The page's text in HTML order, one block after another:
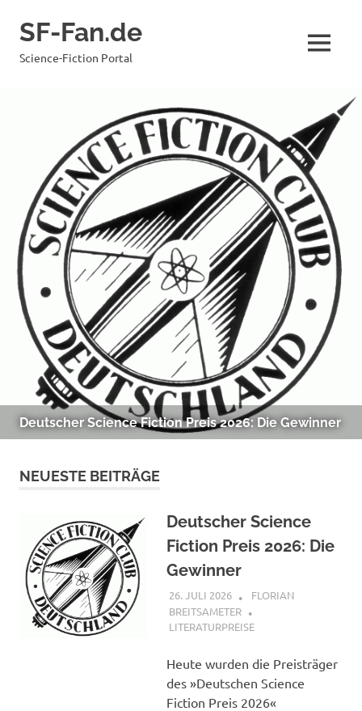
InhaltSF-Fan.de
Science-Fiction Portal MENÜ
Deutscher Science Fiction Preis 2026: Die Gewinner
NEUESTE BEITRÄGE
Deutscher Science
Fiction Preis 2026: Die
Gewinner
26. JULI 2026
FLORIAN
BREITSAMETER
LITERATURPREISE
Heute wurden die Preisträger
des »Deutschen Science
Fiction Preis 2026«